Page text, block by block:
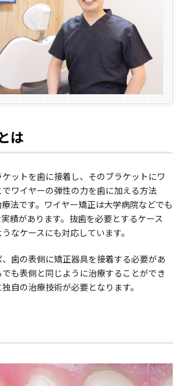
は
ットを歯に接着し、そのブラケットにワ
ワイヤーの弾性の力を歯に加える方法
法です。ワイヤー矯正は大学病院などでも
績があります。抜歯を必要とするケース
なケースにも対応しています。
歯の表側に矯正器具を接着する必要があ
も表側と同じように治療することができ
自の治療技術が必要となります。